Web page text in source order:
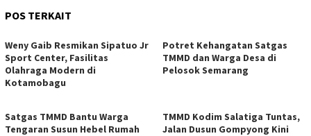
POS TERKAIT
Weny Gaib Resmikan Sipatuo Jr
Sport Center, Fasilitas
Olahraga Modern di
Kotamobagu
Potret Kehangatan Satgas
TMMD dan Warga Desa di
Pelosok Semarang
Satgas TMMD Bantu Warga
Tengaran Susun Hebel Rumah
TMMD Kodim Salatiga Tuntas,
Jalan Dusun Gompyong Kini